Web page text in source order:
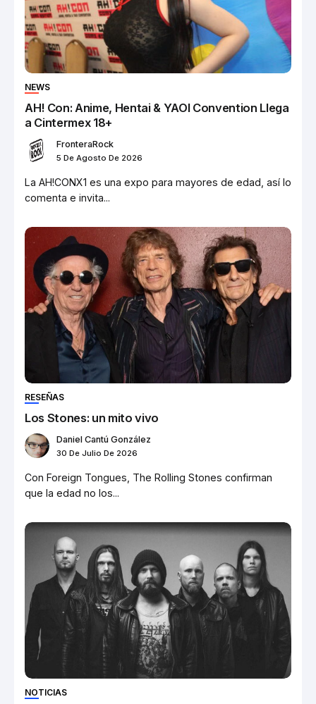
NEWS
AH! Con: Anime, Hentai & YAOI Convention Llega
a Cintermex 18+
FronteraRock
5 De Agosto De 2026
La AH!CONX1 es una expo para mayores de edad, así lo
comenta e invita...
RESEÑAS
Los Stones: un mito vivo
Daniel Cantú González
30 De Julio De 2026
Con Foreign Tongues, The Rolling Stones confirman
que la edad no los...
NOTICIAS